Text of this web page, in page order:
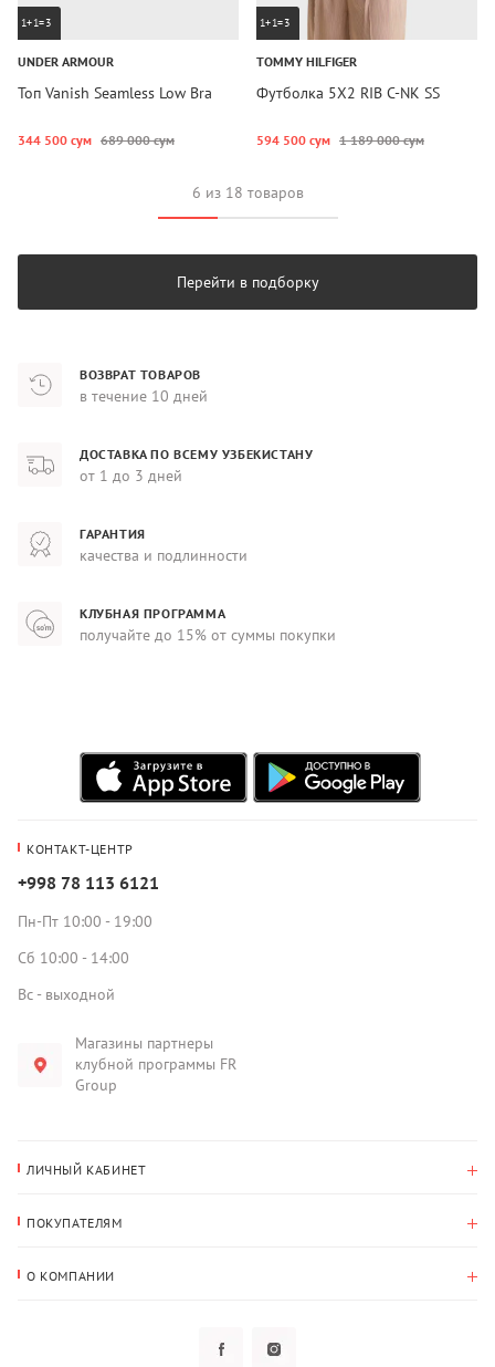
1+1=3
UNDER ARMOUR
Топ Vanish Seamless Low Bra
344 500 сум 689 000 сум
1+1=3
TOMMY HILFIGER
Футболка 5X2 RIB C-NK SS
594 500 сум 1 189 000 сум
6 из 18 товаров
Перейти в подборку
ВОЗВРАТ ТОВАРОВ
в течение 10 дней
ДОСТАВКА ПО ВСЕМУ УЗБЕКИСТАНУ
от 1 до 3 дней
ГАРАНТИЯ
качества и подлинности
КЛУБНАЯ ПРОГРАММА
получайте до 15% от суммы покупки
КОНТАКТ-ЦЕНТР
+998 78 113 6121
Пн-Пт 10:00 - 19:00
Сб 10:00 - 14:00
Вс - выходной
Магазины партнеры
клубной программы FR
Group
ЛИЧНЫЙ КАБИНЕТ
Адрес для доставки
ПОКУПАТЕЛЯМ
О КОМПАНИИ
Политика конфиденциальности